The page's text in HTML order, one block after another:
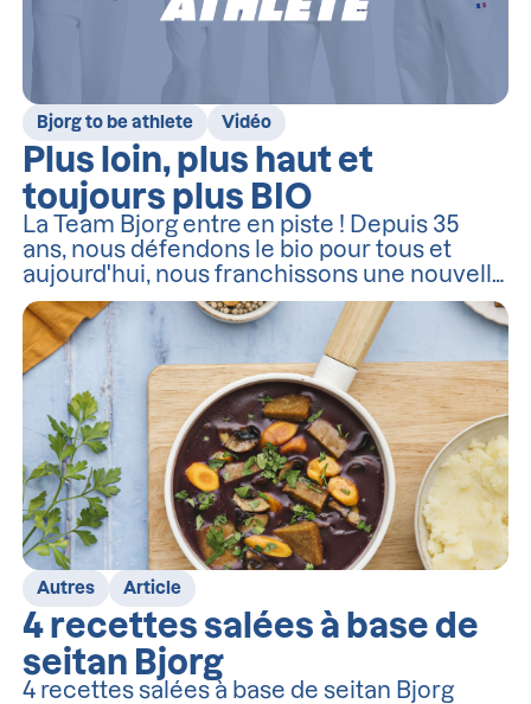
Bjorg to be athlete Vidéo
Plus loin, plus haut et
toujours plus BIO
La Team Bjorg entre en piste ! Depuis 35
ans, nous défendons le bio pour tous et
aujourd'hui, nous franchissons une nouvelle
étape en nous associant à cinq athlètes de
haut niveau qui auront une mission :
montrer comment performance et
alimentation bio sont indissociables.
Autres Article
4 recettes salées à base de
seitan Bjorg
4 recettes salées à base de seitan Bjorg